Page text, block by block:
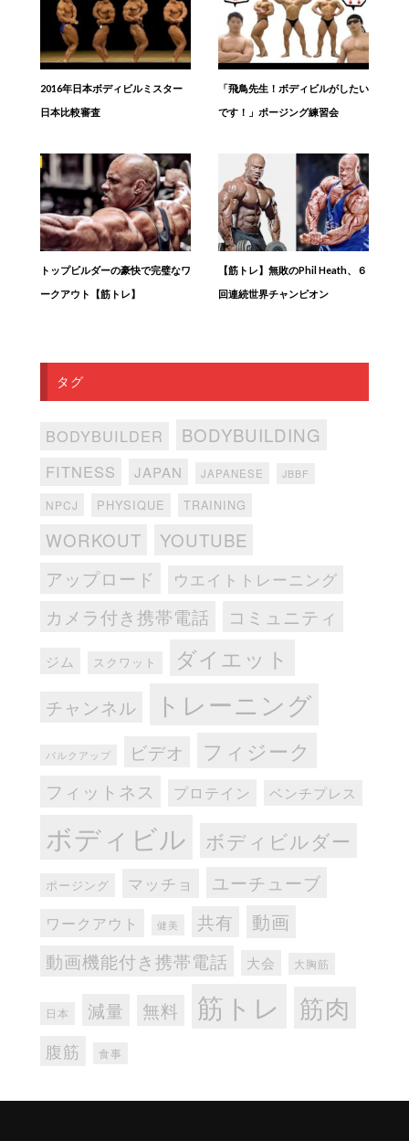
2016年日本ボディビルミスター
日本比較審査
「飛鳥先生！ボディビルがしたい
です！」ポージング練習会
トップビルダーの豪快で完璧なワ
ークアウト【筋トレ】
【筋トレ】無敗のPhil Heath、６
回連続世界チャンピオン
タグ
BODYBUILDER BODYBUILDING
FITNESS JAPAN JAPANESE JBBF
NPCJ PHYSIQUE TRAINING
WORKOUT
YOUTUBE
アップロード
ウエイトトレーニング
カメラ付き携帯電話 コミュニティ
ジム スクワット ダイエット
チャンネル トレーニング
バルクアップ ビデオ フィジーク
フィットネス プロテイン ベンチプレス
ボディビル ボディビルダー
ポージング マッチョ ユーチューブ
ワークアウト 健美 共有 動画
動画機能付き携帯電話 大会 大胸筋
日本 減量 無料 筋トレ 筋肉
腹筋 食事